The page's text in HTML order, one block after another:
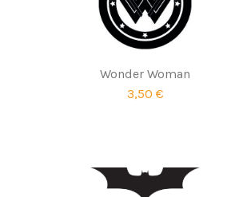
Wonder Woman
3,50 €